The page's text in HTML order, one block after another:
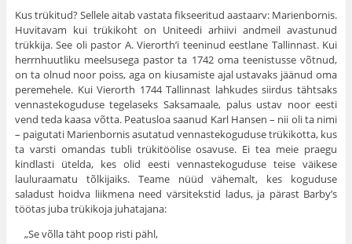
Kus trükitud? Sellele aitab vastata fikseeritud aastaarv: Marienbornis.
Huvitavam kui trükikoht on Uniteedi arhiivi and­meil avastunud
trükkija. See oli pastor A. Vierorth’i teeninud eestlane Tallinnast. Kui
herrnhuutliku meelsusega pastor ta 1742 oma teenistusse võtnud,
on ta olnud noor poiss, aga on kiusamiste ajal ustavaks jäänud oma
peremehele. Kui Vierorth 1744 Tallinnast lahkudes siirdus tähtsaks
vennastekoguduse te­gelaseks Saksamaale, palus ustav noor eesti
vend teda kaasa võtta. Peatusloa saanud Karl Hansen – nii oli ta nimi
– paigutati Marienbornis asutatud vennastekoguduse trükikotta, kus
ta varsti omandas tubli trükitöölise osavuse. Ei tea meie praegu
kindlasti ütelda, kes olid eesti vennastekoguduse teise väikese
lauluraamatu tõlkijaiks. Teame nüüd vähemalt, kes koguduse
saladust hoidva liikmena need värsitekstid ladus, ja pärast Barby’s
töötas juba trükikoja juhatajana:
„Se võlla täht poop risti pähl,